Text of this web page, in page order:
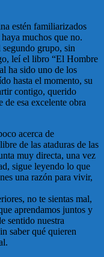
estén familiarizados
muchos que no.
segundo grupo, sin
leí el libro “El Hombre
ha sido uno de los
hasta el momento, su
contigo, querido
de esa excelente obra
acerca de
de las ataduras de las
muy directa, una vez
sigue leyendo lo que
una razón para vivir,
no te sientas mal,
aprendamos juntos y
sentido nuestra
saber qué quieren